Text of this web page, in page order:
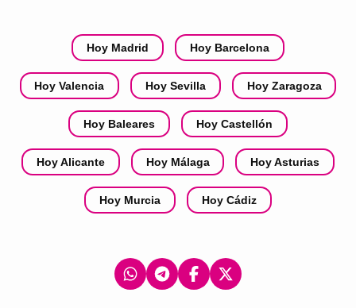
Hoy Madrid Hoy Barcelona
Hoy Valencia Hoy Sevilla Hoy Zaragoza
Hoy Baleares Hoy Castellón
Hoy Alicante Hoy Málaga Hoy Asturias
Hoy Murcia Hoy Cádiz